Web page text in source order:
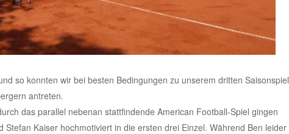
so konnten wir bei besten Bedingungen zu unserem dritten Saisonspiel
antreten.
das parallel nebenan stattfindende American Football-Spiel gingen
Stefan Kaiser hochmotiviert in die ersten drei Einzel. Während Ben leider